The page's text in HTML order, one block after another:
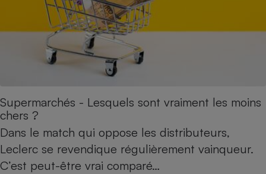
Supermarchés - Lesquels sont vraiment les moins
chers ?
Dans le match qui oppose les distributeurs,
Leclerc se revendique régulièrement vainqueur.
C’est peut-être vrai comparé…